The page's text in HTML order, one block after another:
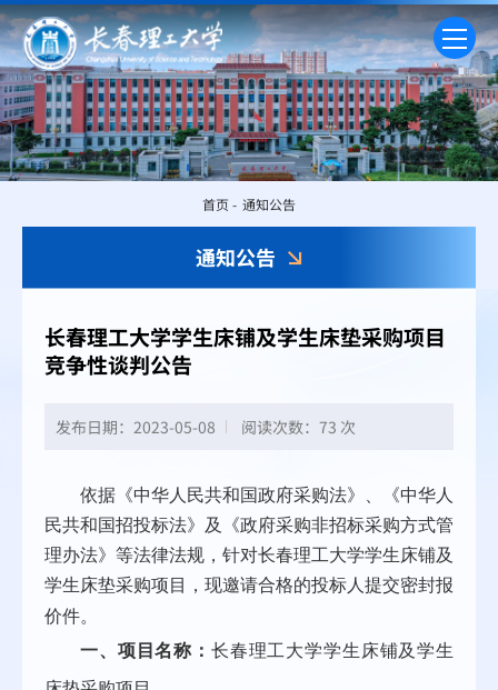
通知公告
首页 - 通知公告
长春理工大学学生床铺及学生床垫采购项目
竞争性谈判公告
发布日期：2023-05-08 阅读次数： 73 次
依据《中华人民共和国政府采购法》、《中华人
民共和国招投标法》及《政府采购非招标采购方式管
理办法》等法律法规，针对长春理工大学学生床铺及
学生床垫采购项 目，现邀请合格的投标人提交密封报
价件。
一、项目名称： 长春理工大学学生床铺及学生